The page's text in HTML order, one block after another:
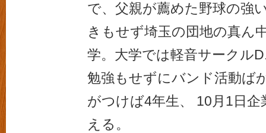
で、父親が薦めた野球の強
きもせず埼玉の団地の真ん
学。大学では軽音サークル
勉強もせずにバンド活動ば
がつけば4年生、 10月1日
える。